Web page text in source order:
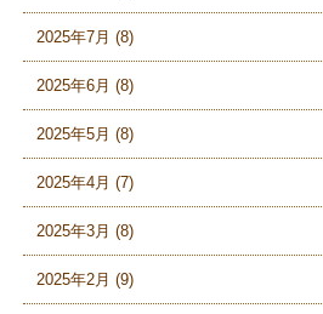
2025年7月 (8)
2025年6月 (8)
2025年5月 (8)
2025年4月 (7)
2025年3月 (8)
2025年2月 (9)